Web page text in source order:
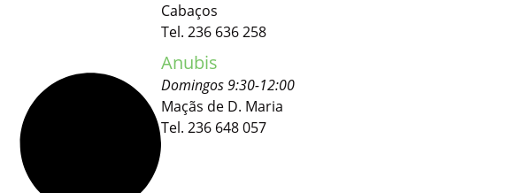
Cabaços
Tel. 236 636 258
Anubis
Domingos 9:30-12:00
Maçãs de D. Maria
Tel. 236 648 057